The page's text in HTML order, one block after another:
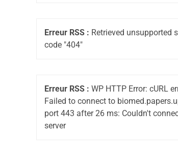
Erreur RSS : Retrieved unsupported
code "404"
Erreur RSS : WP HTTP Error: cURL
Failed to connect to
port 443 after 26 ms: Couldn't
server